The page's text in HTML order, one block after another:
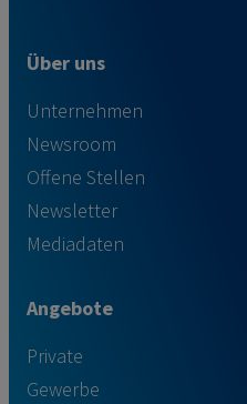
Über uns
Unternehmen
Newsroom
Offene Stellen
Newsletter
Mediadaten
Angebote
Private
Gewerbe